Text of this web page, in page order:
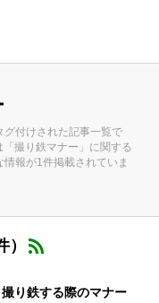
グ付けされた記事一覧で
撮り鉄マナー」に関する
報が1件掲載されていま
撮り鉄する際のマナー